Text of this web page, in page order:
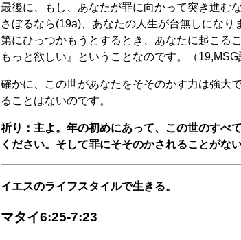
最後に、もし、あなたが罪に向かって突き進む
さぼるなら(19a)、あなたの人生が台無しになり
第にひっつかもうとするとき、あなたに起こる
もっと欲しい』ということなのです。（19,MSG
確かに、この世があなたをそそのかす力は強大
ることはないのです。
祈り：主よ。年の初めにあって、この世のすべ
ください。そして罪にそそのかされることがな
イエスのライフスタイルで生きる。
マタイ6:25-7:23